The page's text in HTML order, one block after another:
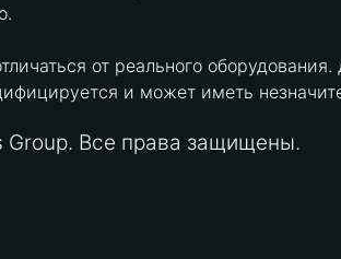
от реального
и может иметь
Все права защищены.